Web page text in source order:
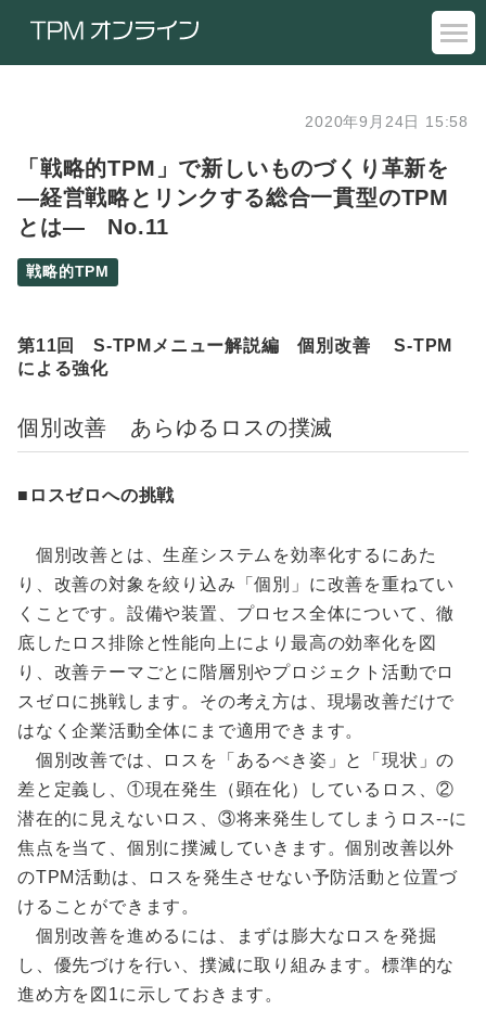
2020年9月24日 15:58
「戦略的TPM」で新しいものづくり革新を
―経営戦略とリンクする総合一貫型のTPM
とは― No.11
戦略的TPM
第11回 S-TPMメニュー解説編 個別改善 S-TPM
による強化
個別改善 あらゆるロスの撲滅
■ロスゼロへの挑戦
個別改善とは、生産システムを効率化するにあた
り、改善の対象を絞り込み「個別」に改善を重ねてい
くことです。設備や装置、プロセス全体について、徹
底したロス排除と性能向上により最高の効率化を図
り、改善テーマごとに階層別やプロジェクト活動でロ
スゼロに挑戦します。その考え方は、現場改善だけで
はなく企業活動全体にまで適用できます。
個別改善では、ロスを「あるべき姿」と「現状」の
差と定義し、①現在発生（顕在化）しているロス、②
潜在的に見えないロス、③将来発生してしまうロス--に
焦点を当て、個別に撲滅していきます。個別改善以外
のTPM活動は、ロスを発生させない予防活動と位置づ
けることができます。
個別改善を進めるには、まずは膨大なロスを発掘
し、優先づけを行い、撲滅に取り組みます。標準的な
進め方を図1に示しておきます。